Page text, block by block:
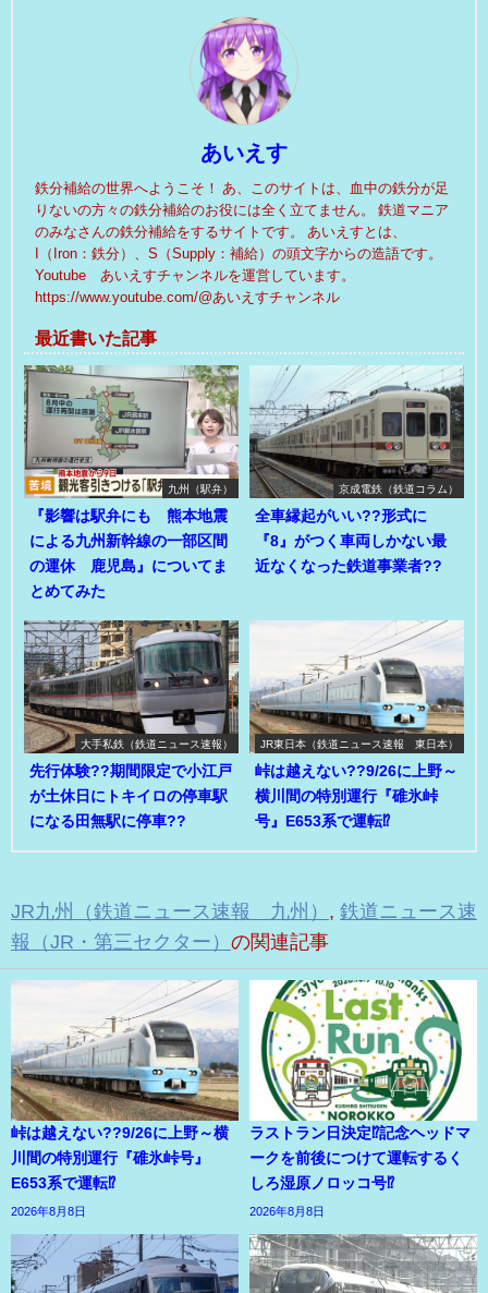
あいえす
鉄分補給の世界へようこそ！ あ、このサイトは、血中の鉄分が足
りないの方々の鉄分補給のお役には全く立てません。 鉄道マニア
のみなさんの鉄分補給をするサイトです。 あいえすとは、
I（Iron：鉄分）、S（Supply：補給）の頭文字からの造語です。
Youtube あいえすチャンネルを運営しています。
https://www.youtube.com/@あいえすチャンネル
最近書いた記事
九州（駅弁）
『影響は駅弁にも 熊本地震
による九州新幹線の一部区間
の運休 鹿児島』についてま
とめてみた
京成電鉄（鉄道コラム）
全車縁起がいい??形式に
『8』がつく車両しかない最
近なくなった鉄道事業者??
大手私鉄（鉄道ニュース速報）
先行体験??期間限定で小江戸
が土休日にトキイロの停車駅
になる田無駅に停車??
JR東日本（鉄道ニュース速報 東日本）
峠は越えない??9/26に上野～
横川間の特別運行『碓氷峠
号』E653系で運転⁉
JR九州（鉄道ニュース速報 九州） , 鉄道ニュース速
報（JR・第三セクター） の関連記事
峠は越えない??9/26に上野～横
川間の特別運行『碓氷峠号』
E653系で運転⁉
2026年8月8日
ラストラン日決定⁉記念ヘッドマ
ークを前後につけて運転するく
しろ湿原ノロッコ号⁉
2026年8月8日